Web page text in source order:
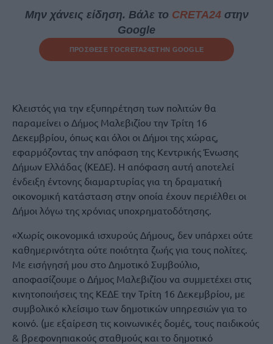
Μην χάνεις είδηση. Βάλε το CRETA24στην
Google
ΠΡΟΣΘΕΣΕ ΤΟCRETA24ΣΤΗΝ GOOGLE
Κλειστός για την εξυπηρέτηση των πολιτών θα
παραμείνει ο Δήμος Μαλεβιζίου την Τρίτη 16
Δεκεμβρίου, όπως και όλοι οι Δήμοι της χώρας,
εφαρμόζοντας την απόφαση της Κεντρικής Ένωσης
Δήμων Ελλάδας (ΚΕΔΕ). Η απόφαση αυτή αποτελεί
ένδειξη έντονης διαμαρτυρίας για τη δραματική
οικονομική κατάσταση στην οποία έχουν περιέλθει οι
Δήμοι λόγω της χρόνιας υποχρηματοδότησης.
«Χωρίς οικονομικά ισχυρούς Δήμους, δεν υπάρχει ούτε
καθημερινότητα ούτε ποιότητα ζωής για τους πολίτες.
Με εισήγησή μου στο Δημοτικό Συμβούλιο,
αποφασίζουμε ο Δήμος Μαλεβιζίου να συμμετέχει στις
κινητοποιήσεις της ΚΕΔΕ την Τρίτη 16 Δεκεμβρίου, με
συμβολικό κλείσιμο των δημοτικών υπηρεσιών για το
κοινό. (με εξαίρεση τις κοινωνικές δομές, τους παιδικούς
& βρεφονηπιακούς σταθμούς και το δημοτικό